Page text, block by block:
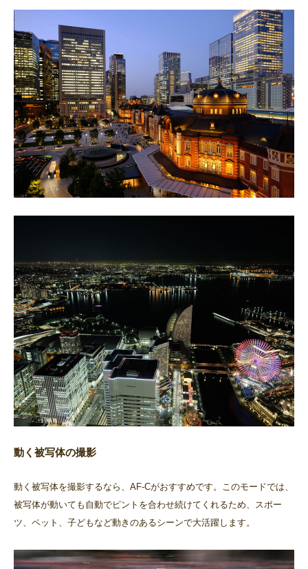
動く被写体の撮影
動く被写体を撮影するなら、AF-Cがおすすめです。このモードでは、
被写体が動いても自動でピントを合わせ続けてくれるため、スポー
ツ、ペット、子どもなど動きのあるシーンで大活躍します。